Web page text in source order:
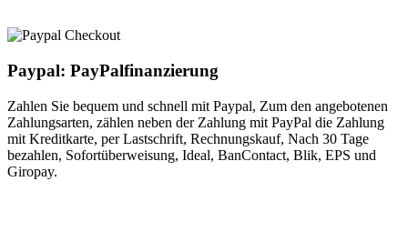
Paypal: PayPalfinanzierung
Zahlen Sie bequem und schnell mit Paypal, Zum den angebotenen
Zahlungsarten, zählen neben der Zahlung mit PayPal die Zahlung
mit Kreditkarte, per Lastschrift, Rechnungskauf, Nach 30 Tage
bezahlen, Sofortüberweisung, Ideal, BanContact, Blik, EPS und
Giropay.